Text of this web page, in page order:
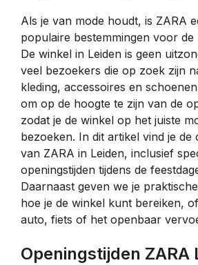
Als je van mode houdt, is ZARA
populaire bestemmingen voor de
De winkel in Leiden is geen
veel bezoekers die op zoek zijn
kleding, accessoires en
om op de hoogte te zijn van de
zodat je de winkel op het juiste
bezoeken. In dit artikel vind je de
van ZARA in Leiden, inclusief
openingstijden tijdens de
Daarnaast geven we je
hoe je de winkel kunt bereiken,
auto, fiets of het openbaar
Openingstijden ZARA